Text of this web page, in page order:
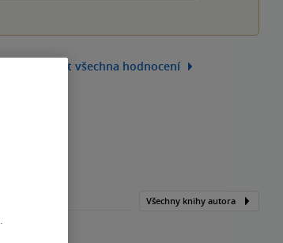
Zobrazit všechna hodnocení
Všechny knihy autora